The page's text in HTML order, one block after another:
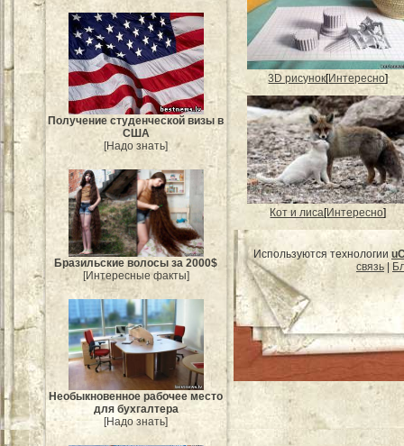
Получение студенческой визы в
США
[Надо знать]
Бразильские волосы за 2000$
[Интересные факты]
Необыкновенное рабочее место
для бухгалтера
[Надо знать]
3D рисунок[Интересно]
Кот и лиса[Интересно]
Используются технологии
связь